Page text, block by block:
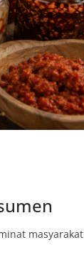
masyarakat